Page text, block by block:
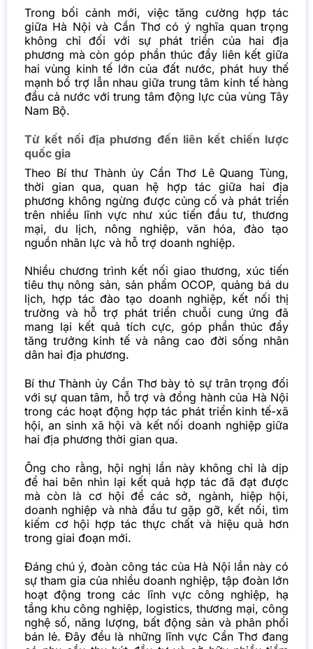
Trong bối cảnh mới, việc tăng cường hợp tác
giữa Hà Nội và Cần Thơ có ý nghĩa quan trọng
không chỉ đối với sự phát triển của hai địa
phương mà còn góp phần thúc đẩy liên kết giữa
hai vùng kinh tế lớn của đất nước, phát huy thế
mạnh bổ trợ lẫn nhau giữa trung tâm kinh tế hàng
đầu cả nước với trung tâm động lực của vùng Tây
Nam Bộ.
Từ kết nối địa phương đến liên kết chiến lược
quốc gia
Theo Bí thư Thành ủy Cần Thơ Lê Quang Tùng,
thời gian qua, quan hệ hợp tác giữa hai địa
phương không ngừng được củng cố và phát triển
trên nhiều lĩnh vực như xúc tiến đầu tư, thương
mại, du lịch, nông nghiệp, văn hóa, đào tạo
nguồn nhân lực và hỗ trợ doanh nghiệp.
Nhiều chương trình kết nối giao thương, xúc tiến
tiêu thụ nông sản, sản phẩm OCOP, quảng bá du
lịch, hợp tác đào tạo doanh nghiệp, kết nối thị
trường và hỗ trợ phát triển chuỗi cung ứng đã
mang lại kết quả tích cực, góp phần thúc đẩy
tăng trưởng kinh tế và nâng cao đời sống nhân
dân hai địa phương.
Bí thư Thành ủy Cần Thơ bày tỏ sự trân trọng đối
với sự quan tâm, hỗ trợ và đồng hành của Hà Nội
trong các hoạt động hợp tác phát triển kinh tế-xã
hội, an sinh xã hội và kết nối doanh nghiệp giữa
hai địa phương thời gian qua.
Ông cho rằng, hội nghị lần này không chỉ là dịp
để hai bên nhìn lại kết quả hợp tác đã đạt được
mà còn là cơ hội để các sở, ngành, hiệp hội,
doanh nghiệp và nhà đầu tư gặp gỡ, kết nối, tìm
kiếm cơ hội hợp tác thực chất và hiệu quả hơn
trong giai đoạn mới.
Đáng chú ý, đoàn công tác của Hà Nội lần này có
sự tham gia của nhiều doanh nghiệp, tập đoàn lớn
hoạt động trong các lĩnh vực công nghiệp, hạ
tầng khu công nghiệp, logistics, thương mại, công
nghệ số, năng lượng, bất động sản và phân phối
bán lẻ. Đây đều là những lĩnh vực Cần Thơ đang